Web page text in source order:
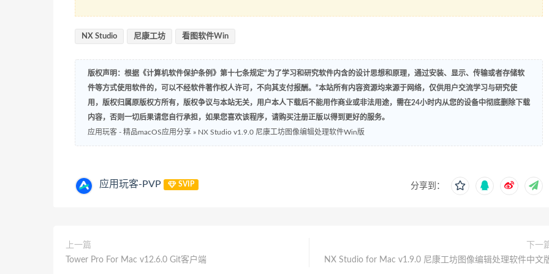
NX Studio 尼康工坊 看图软件Win
版权声明：根据《计算机软件保护条例》第十七条规定“为了学习和研究软件内含的设计思想和原理，通过安装、显示、传输或者存储软
件等方式使用软件的，可以不经软件著作权人许可，不向其支付报酬。”本站所有内容资源均来源于网络，仅供用户交流学习与研究使
用，版权归属原版权方所有，版权争议与本站无关，用户本人下载后不能用作商业或非法用途，需在24小时内从您的设备中彻底删除下载
内容，否则一切后果请您自行承担，如果您喜欢该程序，请购买注册正版以得到更好的服务。
应用玩客 - 精品macOS应用分享 » NX Studio v1.9.0 尼康工坊图像编辑处理软件Win版
应用玩客-PVP SVIP 分享到：
上一篇
Tower Pro For Mac v12.6.0 Git客户端
下一
NX Studio for Mac v1.9.0 尼康工坊图像编辑处理软件中文